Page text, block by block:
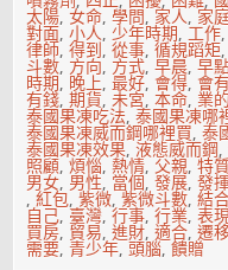
太陽,女命,學問, 家人, 家
對面,小人,少年時期,工作,
律師,得到,從事,循規蹈矩
斗數, 方向, 方式,早晨,早
時期, 晚上,最好, 會得, 會
有錢,期貨,未宮,本命, 業
泰國果凍吃法,泰國果凍哪
泰國果凍威而鋼哪裡買,泰
泰國果凍效果,液態威而鋼,
照顧,煩惱,熱情,父親,特
男女, 男性, 當個,發展,發
,紅包,紫微,紫微斗數,結
自己, 臺灣,行事,行業,表
買房, 貿易,進財,適合,遷
需要,青少年,頭腦,饋贈